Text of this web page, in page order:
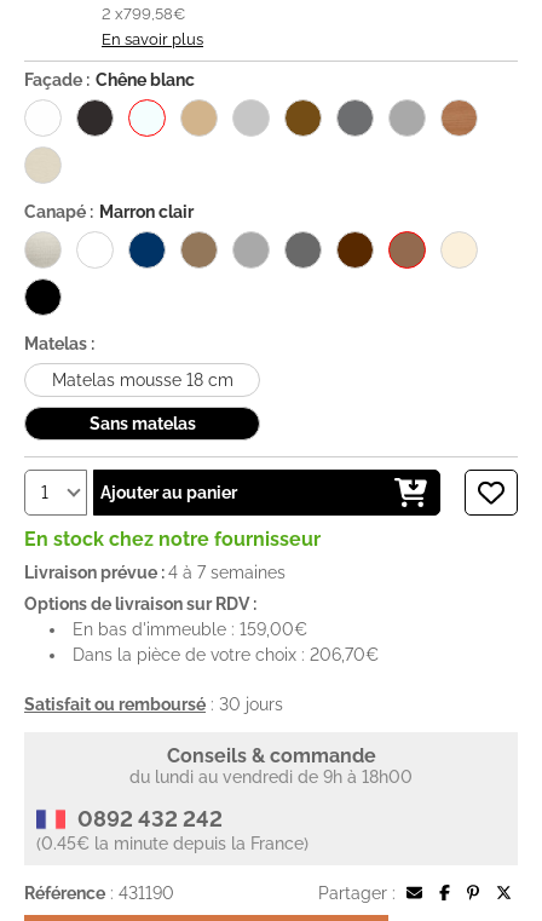
2 x799,58€
En savoir plus
Façade : Chêne blanc
Canapé : Marron clair
Matelas :
Matelas mousse 18 cm
Sans matelas
Ajouter au panier
En stock chez notre fournisseur
Livraison prévue :4 à 7 semaines
Options de livraison sur RDV :
En bas d'immeuble : 159,00€
Dans la pièce de votre choix : 206,70€
Satisfait ou remboursé : 30 jours
Conseils & commande
du lundi au vendredi de 9h à 18h00
0892 432 242
(0.45€ la minute depuis la France)
Référence : 431190 Partager :